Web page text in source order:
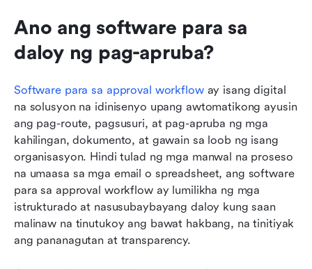
Ano ang software para sa
daloy ng pag-apruba?
Software para sa approval workflow ay isang digital
na solusyon na idinisenyo upang awtomatikong ayusin
ang pag-route, pagsusuri, at pag-apruba ng mga
kahilingan, dokumento, at gawain sa loob ng isang
organisasyon. Hindi tulad ng mga manwal na proseso
na umaasa sa mga email o spreadsheet, ang software
para sa approval workflow ay lumilikha ng mga
istrukturado at nasusubaybayang daloy kung saan
malinaw na tinutukoy ang bawat hakbang, na tinitiyak
ang pananagutan at transparency.